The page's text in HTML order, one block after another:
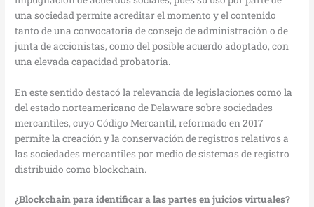
una sociedad permite acreditar el momento y el contenido
tanto de una convocatoria de consejo de administración o de
junta de accionistas, como del posible acuerdo adoptado, con
una elevada capacidad probatoria.
En este sentido destacó la relevancia de legislaciones como la
del estado norteamericano de Delaware sobre sociedades
mercantiles, cuyo Código Mercantil, reformado en 2017
permite la creación y la conservación de registros relativos a
las sociedades mercantiles por medio de sistemas de registro
distribuido como blockchain.
¿Blockchain para identificar a las partes en juicios virtuales?